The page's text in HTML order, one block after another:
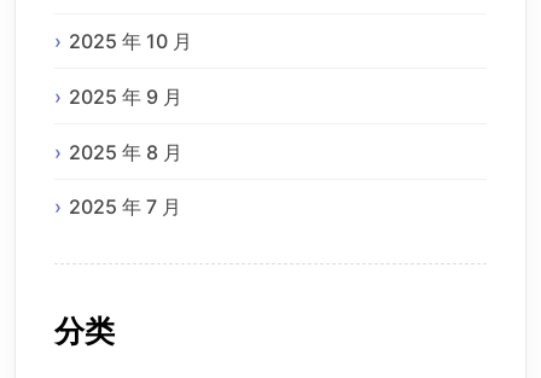
2025 年 10 月
2025 年 9 月
2025 年 8 月
2025 年 7 月
分类